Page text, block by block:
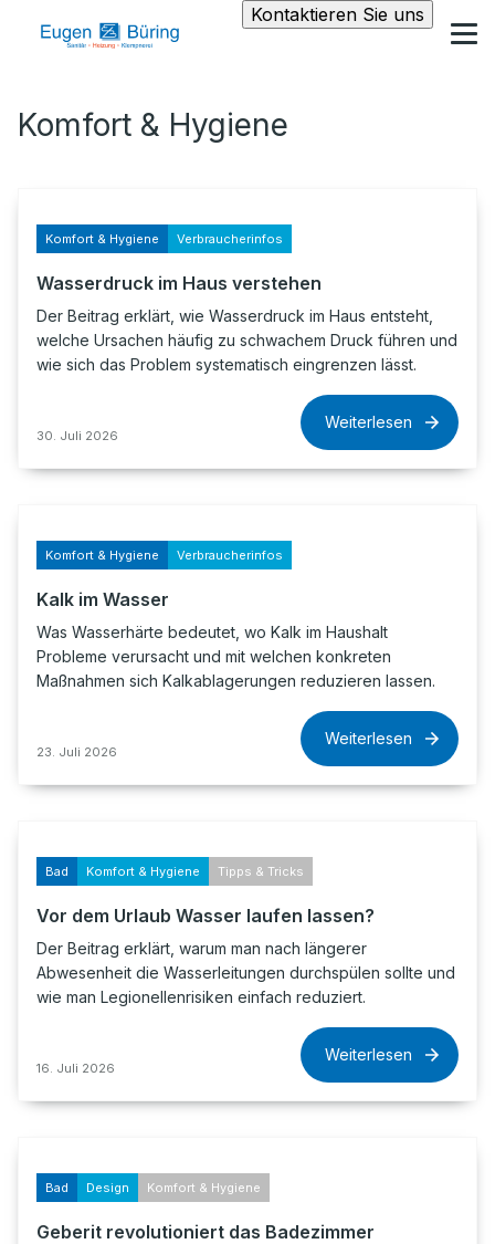
Kontaktieren Sie uns
Komfort & Hygiene
Komfort & Hygiene Verbraucherinfos
Wasserdruck im Haus verstehen
Der Beitrag erklärt, wie Wasserdruck im Haus entsteht,
welche Ursachen häufig zu schwachem Druck führen und
wie sich das Problem systematisch eingrenzen lässt.
30. Juli 2026
Weiterlesen
Komfort & Hygiene Verbraucherinfos
Kalk im Wasser
Was Wasserhärte bedeutet, wo Kalk im Haushalt
Probleme verursacht und mit welchen konkreten
Maßnahmen sich Kalkablagerungen reduzieren lassen.
23. Juli 2026
Weiterlesen
Bad Komfort & Hygiene Tipps & Tricks
Vor dem Urlaub Wasser laufen lassen?
Der Beitrag erklärt, warum man nach längerer
Abwesenheit die Wasserleitungen durchspülen sollte und
wie man Legionellenrisiken einfach reduziert.
16. Juli 2026
Weiterlesen
Bad Design Komfort & Hygiene
Geberit revolutioniert das Badezimmer